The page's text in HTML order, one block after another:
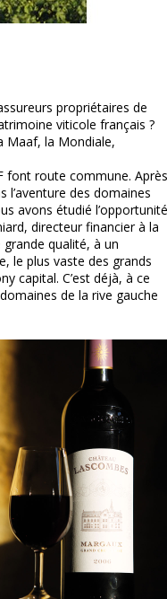
propriétaires de
viticole français ?
Maaf, la Mondiale,
font route commune. Après
l’aventure des domaines
avons étudié l’opportunité
directeur financier à la
grande qualité, à un
le plus vaste des grands
capital. C’est déjà, à ce
de la rive gauche